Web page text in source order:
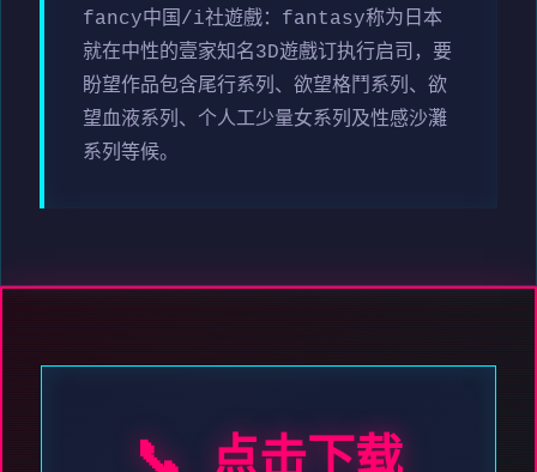
fancy中国/i社遊戲：fantasy称为日本
就在中性的壹家知名3D遊戲订执行启司，要
盼望作品包含尾行系列、欲望格鬥系列、欲
望血液系列、个人工少量女系列及性感沙灘
系列等候。